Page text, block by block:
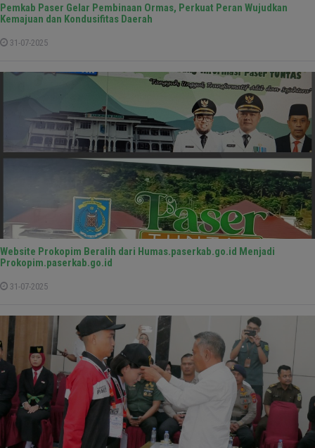
Pemkab Paser Gelar Pembinaan Ormas, Perkuat Peran Wujudkan
Kemajuan dan Kondusifitas Daerah
31-07-2025
Website Prokopim Beralih dari Humas.paserkab.go.id Menjadi
Prokopim.paserkab.go.id
31-07-2025